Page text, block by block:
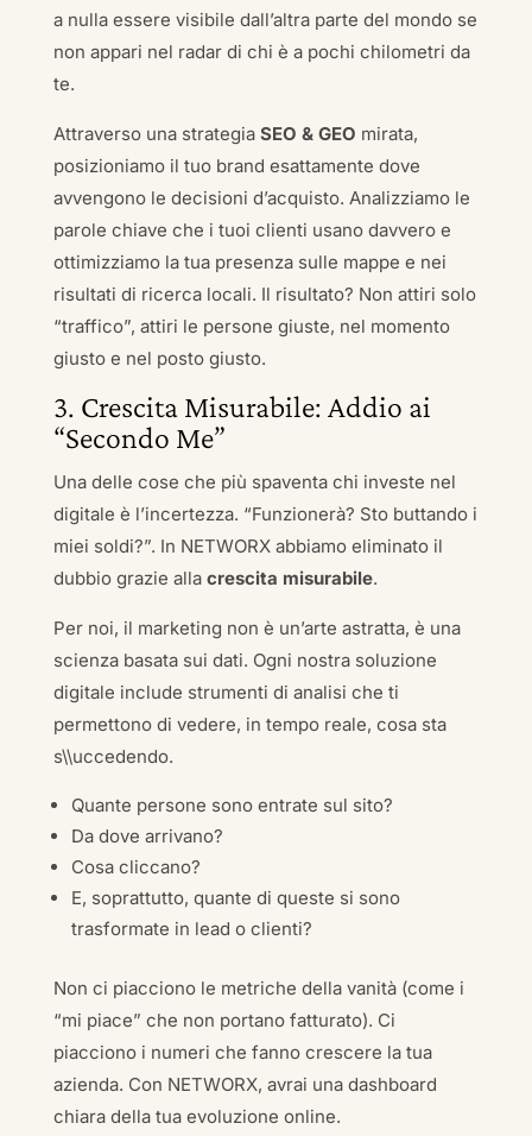
a nulla essere visibile dall’altra parte del mondo se
non appari nel radar di chi è a pochi chilometri da
te.
Attraverso una strategia SEO & GEO mirata,
posizioniamo il tuo brand esattamente dove
avvengono le decisioni d’acquisto. Analizziamo le
parole chiave che i tuoi clienti usano davvero e
ottimizziamo la tua presenza sulle mappe e nei
risultati di ricerca locali. Il risultato? Non attiri solo
“traffico”, attiri le persone giuste, nel momento
giusto e nel posto giusto.
3. Crescita Misurabile: Addio ai
“Secondo Me”
Una delle cose che più spaventa chi investe nel
digitale è l’incertezza. “Funzionerà? Sto buttando i
miei soldi?”. In NETWORX abbiamo eliminato il
dubbio grazie alla crescita misurabile.
Per noi, il marketing non è un’arte astratta, è una
scienza basata sui dati. Ogni nostra soluzione
digitale include strumenti di analisi che ti
permettono di vedere, in tempo reale, cosa sta
s\\uccedendo.
Quante persone sono entrate sul sito?
Da dove arrivano?
Cosa cliccano?
E, soprattutto, quante di queste si sono
trasformate in lead o clienti?
Non ci piacciono le metriche della vanità (come i
“mi piace” che non portano fatturato). Ci
piacciono i numeri che fanno crescere la tua
azienda. Con NETWORX, avrai una dashboard
chiara della tua evoluzione online.